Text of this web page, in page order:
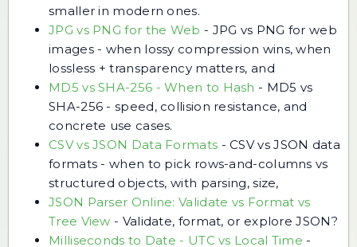
smaller in modern ones.
JPG vs PNG for the Web - JPG vs PNG for web
images - when lossy compression wins, when
lossless + transparency matters, and
MD5 vs SHA-256 - When to Hash - MD5 vs
SHA-256 - speed, collision resistance, and
concrete use cases.
CSV vs JSON Data Formats -CSV vs JSON data
formats - when to pick rows-and-columns vs
structured objects, with parsing, size,
JSON Parser Online: Validate vs Format vs
Tree View - Validate, format, or explore JSON?
Milliseconds to Date - UTC vs Local Time -